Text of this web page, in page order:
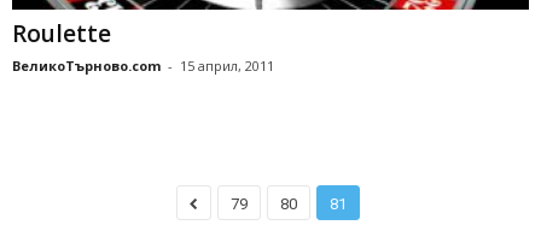
Roulette
ВеликоТърново.com - 15 април, 2011
79 80 81